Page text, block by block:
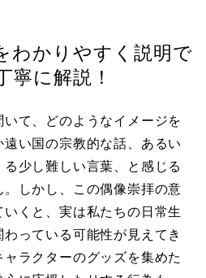
わかりやすく説明で
寧に解説！
て、どのようなイメージを
い国の宗教的な話、あるい
少し難しい言葉、と感じる
しかし、この偶像崇拝の意
くと、実は私たちの日常生
っている可能性が見えてき
ラクターのグッズを集めた